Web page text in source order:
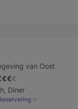
van Oost
€€€
Diner
✨